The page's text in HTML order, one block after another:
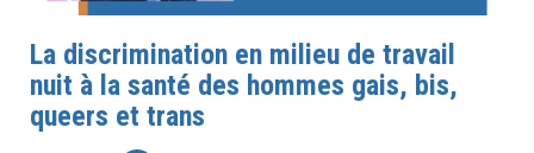
La discrimination en milieu de travail
nuit à la santé des hommes gais, bis,
queers et trans